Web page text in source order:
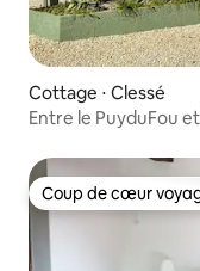
Cottage ⋅ Clessé
Entre le PuyduFou
Coup de cœur
Coup de cœur